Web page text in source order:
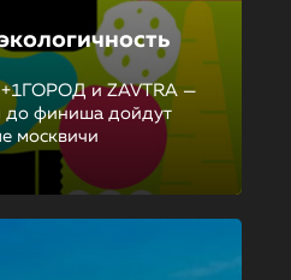
+1ГОРОД и ZAVTRA —
до финиша дойдут
москвичи